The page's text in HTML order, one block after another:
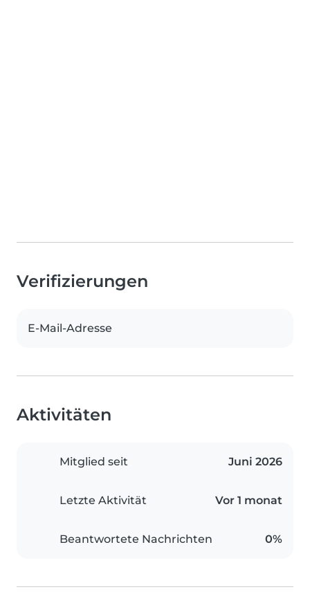
Verifizierungen
E-Mail-Adresse
Aktivitäten
Mitglied seit Juni 2026
Letzte Aktivität Vor 1 monat
Beantwortete Nachrichten 0%